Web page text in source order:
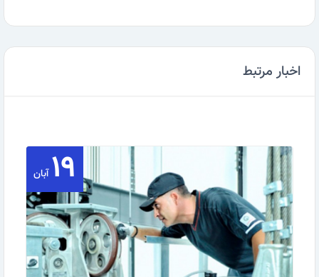
اخبار مرتبط
۱۹ آبان